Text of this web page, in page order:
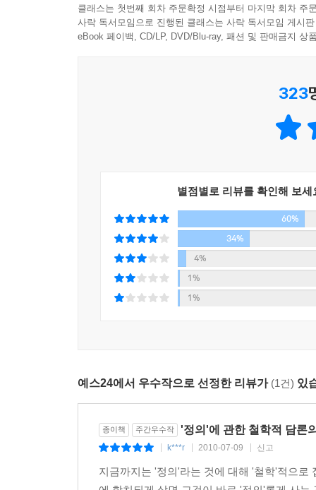
속에서 정의를 이해하는 세 가지 방식인 행복의
논쟁들을 통해 살펴본다.
?정의와 행복의 극대화를 연관짓는 이론은 무엇
추구해야 하는 이유와 방법을 가장 그럴듯하게 설
정의와 자유를 연관짓는 이론들은 무엇인가? 이
공평주의 진영 사이에서 일어난다. 자유방임주의
존중하고 지지하는 데 달렸다고 믿는 사람들
공정하지도 자유롭지도 않다고 주장한다. 이들에
나눠주는 정책을 ?야 한다.
정의가 미덕, 좋은 삶과 밀접히 연관된다고 보는
동일시된다. 도덕을 법으로 규정한다는 발상은
정의를 설명하는 다양한 견해들이 실제 일어난
1) 태풍 허리케인이 지나간 뒤, 생활재의 가격
이용해, 시장이 견디기만 한다면 어떤 가격을 불
가격폭리를 금지해야 할까? 와 같이 무엇이 과
개인이 서로를 어떻게 대해야 하는가를 묻는
클래스는 첫번째 회차 주문확정 시점부터 마지막 회차 주
사락 독서모임으로 진행된 클래스는 사락 독서모임 게시
eBook 페이백, CD/LP, DVD/Blu-ray, 패션 및 판매금지 상
323
별점별로 리뷰를 확인해 보세
60%
34%
4%
1%
1%
예스24에서 우수작으로 선정한 리뷰가 (1건) 있
종이책 주간우수작 '정의'에 관한 철학적 담론
k***r 2010-07-09 신고
지금까지는 '정의'라는 것에 대해 '철학'적으로